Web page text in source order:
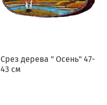
Срез дерева " Осень" 47-
43 см